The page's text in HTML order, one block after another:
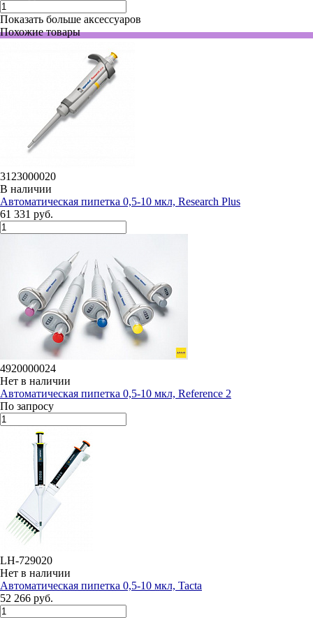
Показать больше аксессуаров
Похожие товары
3123000020
В наличии
Автоматическая пипетка 0,5-10 мкл, Research Plus
61 331 руб.
4920000024
Нет в наличии
Автоматическая пипетка 0,5-10 мкл, Reference 2
По запросу
LH-729020
Нет в наличии
Автоматическая пипетка 0,5-10 мкл, Tacta
52 266 руб.